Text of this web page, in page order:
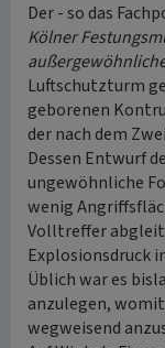
Der - so das
Kölner
Luftschutzturm
geborenen
der nach dem
Dessen Entwurf
ungewöhnliche
wenig
Volltreffer
Explosionsdruck
Üblich war es
anzulegen,
wegweisend